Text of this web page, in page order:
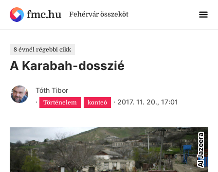
fmc.hu Fehérvár összeköt
8 évnél régebbi cikk
A Karabah-dosszié
Tóth Tibor
·
Történelem konteó · 2017. 11. 20., 17:01
Al Jazeera